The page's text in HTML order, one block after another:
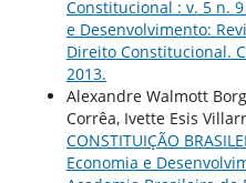
Constitucional : v. 5 n.
e Desenvolvimento:
Direito Constitucional.
2013.
Alexandre Walmott
Corrêa, Ivette Esis
CONSTITUIÇÃO
Economia e